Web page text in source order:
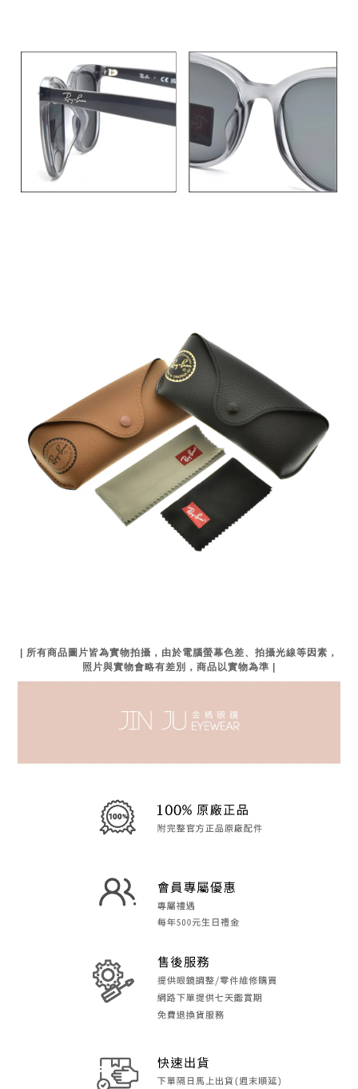
| 所有商品圖片皆為實物拍攝，由於電腦螢幕色差、拍攝光線等因素，
照片與實物會略有差別，商品以實物為準 |